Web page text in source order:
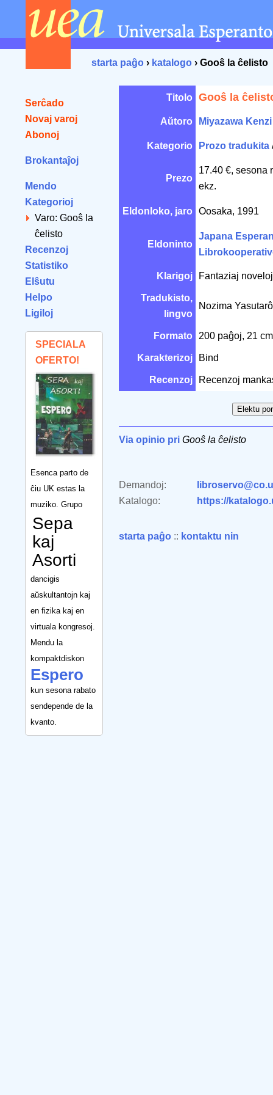
starta paĝo › katalogo › Gooŝ la ĉelisto
Serĉado
Novaj varoj
Abonoj
Brokantaĵoj
Mendo
Kategorioj
Varo: Gooŝ la
ĉelisto
Recenzoj
Statistiko
Elŝutu
Helpo
Ligiloj
SPECIALA
OFERTO!
Esenca parto de
ĉiu UK estas la
muziko. Grupo
Sepa
kaj
Asorti
dancigis
aŭskultantojn kaj
en fizika kaj en
virtuala kongresoj.
Mendu la
kompaktdiskon
Espero
kun sesona rabato
sendepende de la
kvanto.
Titolo Gooŝ la
Aŭtoro Miyazawa Kenzi
Kategorio Prozo tradukita
Prezo
17.40 €, sesona
ekz.
Eldonloko, jaro Oosaka, 1991
Eldoninto
Japana
Klarigoj Fantaziaj
Tradukisto,
lingvo
Nozima
Formato 200 paĝoj, 21
Karakterizoj Bind
Recenzoj Recenzoj
Via opinio pri Gooŝ la ĉelisto
Demandoj:
Katalogo:
https://
starta paĝo :: kontaktu nin